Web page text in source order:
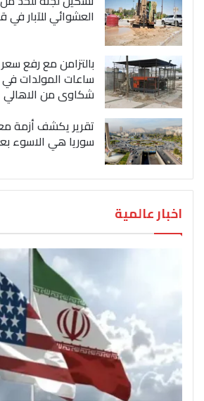
العشوائي للآبار في
بالتزامن مع رفع
ساعات المولدات
شكاوى من الاهالي
تقرير يكشف أزمة
سوريا هي الاسوء
اخبار عالمية